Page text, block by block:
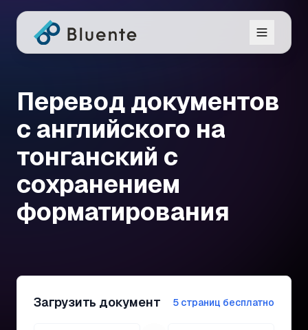
Перевод документов
с английского на
тонганский с
сохранением
форматирования
Загрузить документ 5 страниц бесплатно